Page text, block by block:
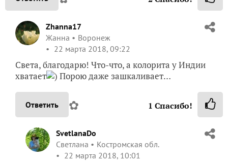
Zhanna17
Жанна
Воронеж
22 марта 2018, 09:22
Света, благодарю! Что-что, а колорита у Индии
хватает
) Порою даже зашкаливает…
Ответить ✿ 1 Спасибо!
SvetlanaDo
Светлана
Костромская обл.
22 марта 2018, 10:01